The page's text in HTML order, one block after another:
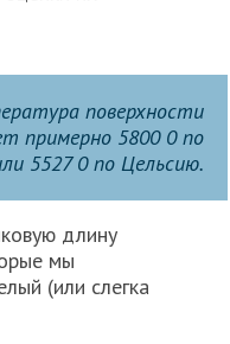
поверхности
примерно 5800 0 по
5527 0 по Цельсию.
длину
мы
(или слегка